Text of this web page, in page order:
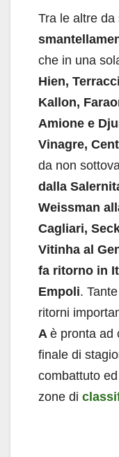
Tra le altre
che in una
Hien,
Kallon,
Amione e
Vinagre,
da non
dalla
Weissman
Cagliari,
Vitinha al
fa ritorno in
Empoli.
ritorni
A è pronta ad
finale di
combattuto
zone di